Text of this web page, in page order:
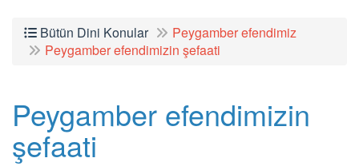
Bütün Dini Konular
Peygamber efendimiz
Peygamber efendimizin şefaati
Peygamber efendimizin
şefaati